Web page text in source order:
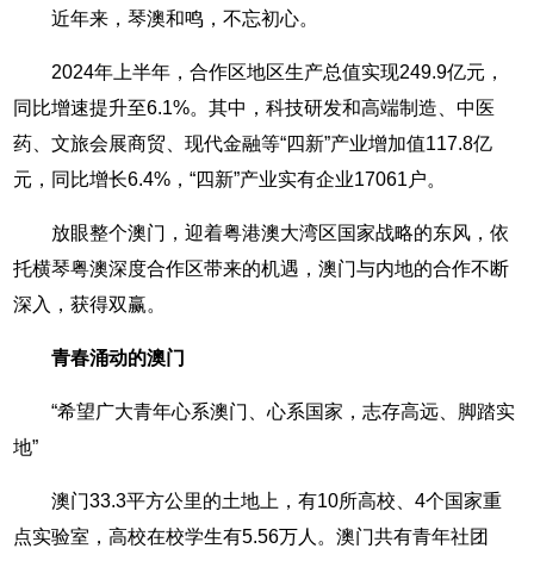
近年来，琴澳和鸣，不忘初心。
2024年上半年，合作区地区生产总值实现249.9亿元，
同比增速提升至6.1%。其中，科技研发和高端制造、中医
药、文旅会展商贸、现代金融等“四新”产业增加值117.8亿
元，同比增长6.4%，“四新”产业实有企业17061户。
放眼整个澳门，迎着粤港澳大湾区国家战略的东风，依
托横琴粤澳深度合作区带来的机遇，澳门与内地的合作不断
深入，获得双赢。
青春涌动的澳门
“希望广大青年心系澳门、心系国家，志存高远、脚踏实
地”
澳门33.3平方公里的土地上，有10所高校、4个国家重
点实验室，高校在校学生有5.56万人。澳门共有青年社团